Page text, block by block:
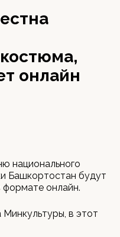
онлайн
национального
Башкортостан будут
формате онлайн.
в этот